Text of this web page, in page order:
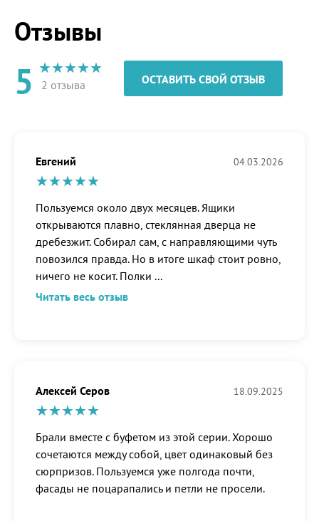
Отзывы
5 2 отзыва ОСТАВИТЬ СВОЙ ОТЗЫВ
Евгений 04.03.2026
Пользуемся около двух месяцев. Ящики
открываются плавно, стеклянная дверца не
дребезжит. Собирал сам, с направляющими чуть
повозился правда. Но в итоге шкаф стоит ровно,
ничего не косит. Полки ...
Читать весь отзыв
Алексей Серов 18.09.2025
Брали вместе с буфетом из этой серии. Хорошо
сочетаются между собой, цвет одинаковый без
сюрпризов. Пользуемся уже полгода почти,
фасады не поцарапались и петли не просели.